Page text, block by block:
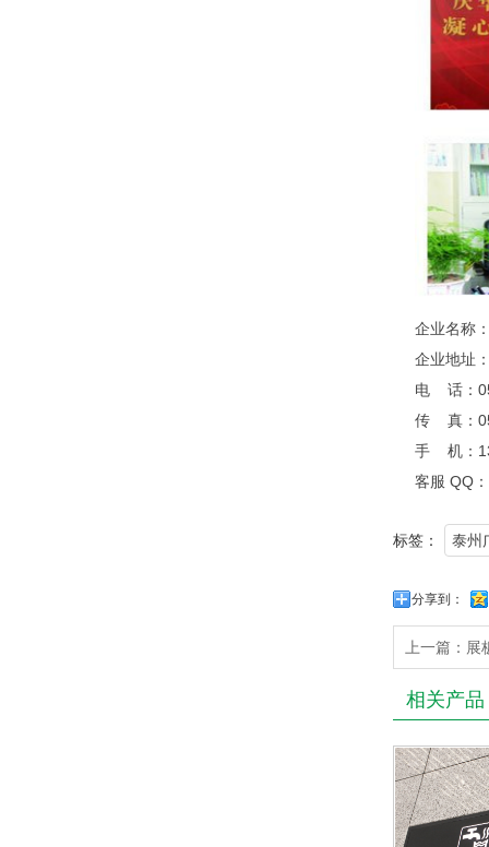
企业名称
企业地址
电 话：
传 真：
手 机：
客服 QQ
标签： 泰州
分享到：
上一篇： 展
相关产品